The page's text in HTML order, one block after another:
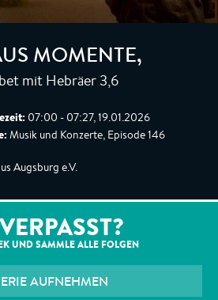
MOMENTE,
mit Hebräer 3,6
07:00 - 07:27, 19.01.2026
Musik und Konzerte, Episode 146
Augsburg e.V.
UND SAMMLE ALLE FOLGEN
AUFNEHMEN